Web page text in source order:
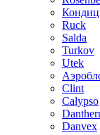
Ruck
Salda
Turkov
Utek
Clint
Calypso
Danvex